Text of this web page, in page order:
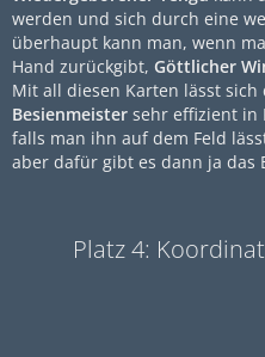
werden und sich durch eine
überhaupt kann man, wenn
Hand zurückgibt, Göttlicher
Mit all diesen Karten lässt sich
Besienmeister sehr effizient in
falls man ihn auf dem Feld
aber dafür gibt es dann ja das
Platz 4: